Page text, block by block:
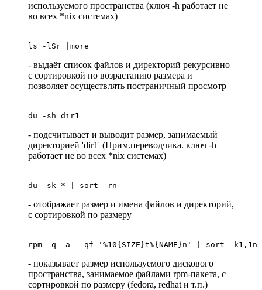
используемого пространства (ключ -h работает не
во всех *nix системах)
ls -lSr |more
- выдаёт список файлов и директорий рекурсивно
с сортировкой по возрастанию размера и
позволяет осуществлять постраничный просмотр
du -sh dir1
- подсчитывает и выводит размер, занимаемый
директорией 'dir1' (Прим.переводчика. ключ -h
работает не во всех *nix системах)
du -sk * | sort -rn
- отображает размер и имена файлов и директорий,
с сортировкой по размеру
rpm -q -a --qf '%10{SIZE}t%{NAME}n' | sort -k1,1n
- показывает размер используемого дискового
пространства, занимаемое файлами rpm-пакета, с
сортировкой по размеру (fedora, redhat и т.п.)